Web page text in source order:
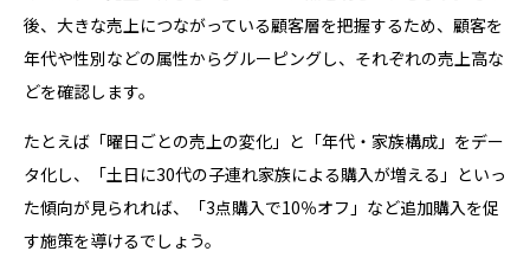
後、大きな売上につながっている顧客層を把握するため、顧客を
年代や性別などの属性からグルーピングし、それぞれの売上高な
どを確認します。
たとえば「曜日ごとの売上の変化」と「年代・家族構成」をデー
タ化し、「土日に30代の子連れ家族による購入が増える」といっ
た傾向が見られれば、「3点購入で10％オフ」など追加購入を促
す施策を導けるでしょう。